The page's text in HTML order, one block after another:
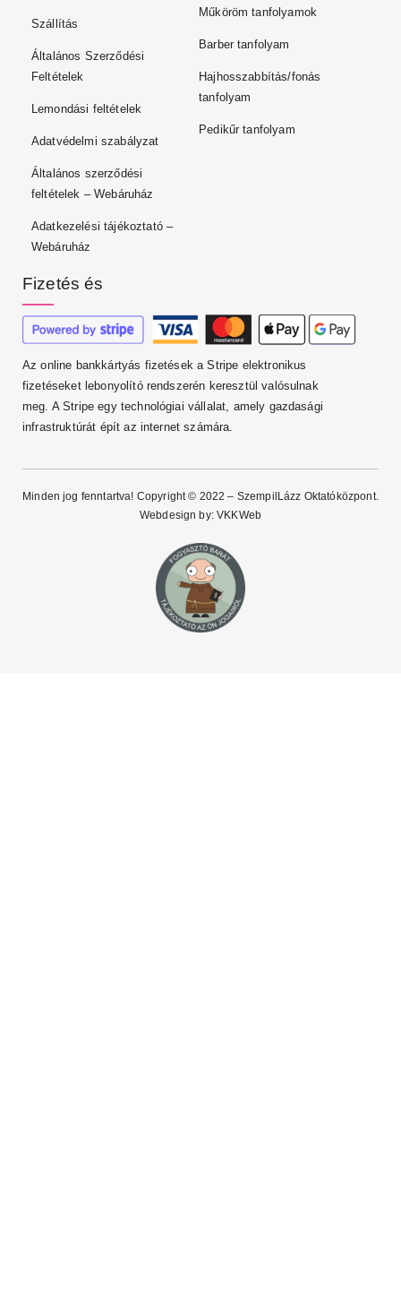
Szállítás
Általános Szerződési
Feltételek
Lemondási feltételek
Adatvédelmi szabályzat
Általános szerződési
feltételek – Webáruház
Adatkezelési tájékoztató –
Webáruház
Műköröm tanfolyamok
Barber tanfolyam
Hajhosszabbítás/fonás
tanfolyam
Pedikűr tanfolyam
Fizetés és
Az online bankkártyás fizetések a Stripe elektronikus
fizetéseket lebonyolító rendszerén keresztül valósulnak
meg. A Stripe egy technológiai vállalat, amely gazdasági
infrastruktúrát épít az internet számára.
Minden jog fenntartva! Copyright © 2022 – SzempilLázz Oktatóközpont.
Webdesign by:VKKWeb